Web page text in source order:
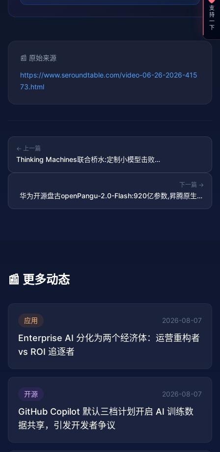
📰 原始来源
https://www.seroundtable.com/video-06-26-2026-415
73.html
← 上一篇
Thinking Machines联合桥水:定制小模型击败
下一篇 →
华为开源盘古openPangu-2.0-Flash:920亿参数,昇腾原生训
📰 更多动态
应用 2026-08-07
Enterprise AI 分化为两个经济体：运营重构者
vs ROI 追逐者
开源 2026-08-07
GitHub Copilot 默认三档计划开启 AI 训练数
据共享，引发开发者争议
支持一下